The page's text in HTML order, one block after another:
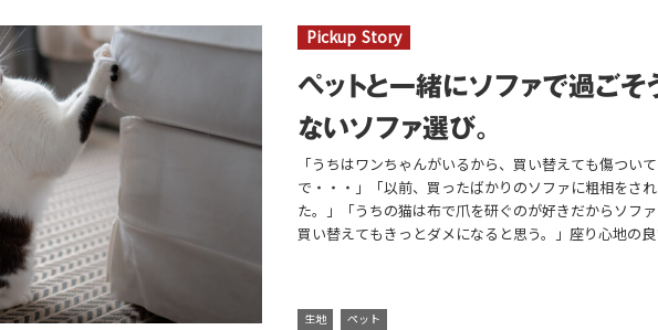
ペットと一緒にソファで過ごそ
ないソファ選び。
「うちはワンちゃんがいるから、買い替えても傷つい
で・・・」「以前、買ったばかりのソファに粗相をさ
た。」「うちの猫は布で爪を研ぐのが好きだからソファ
買い替えてもきっとダメになると思う。」座り心地の
生地 ペット